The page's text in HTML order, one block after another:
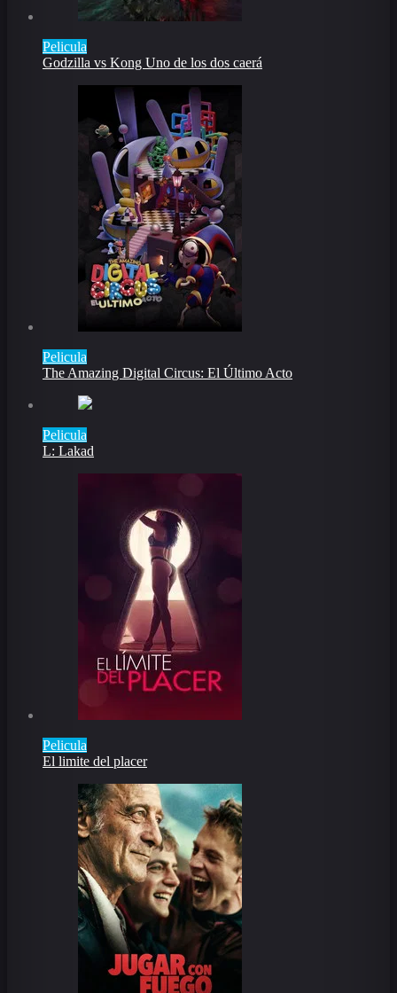
Pelicula
Godzilla vs Kong Uno de los dos caerá
Pelicula
The Amazing Digital Circus: El Último Acto
Pelicula
L: Lakad
Pelicula
El limite del placer